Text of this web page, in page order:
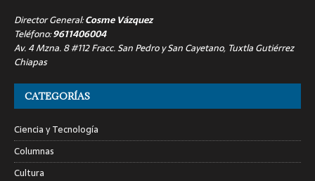
Director General:Cosme Vázquez
Teléfono:9611406004
Av. 4 Mzna. 8 #112 Fracc. San Pedro y San Cayetano, Tuxtla Gutiérrez
Chiapas
CATEGORÍAS
Ciencia y Tecnología
Columnas
Cultura